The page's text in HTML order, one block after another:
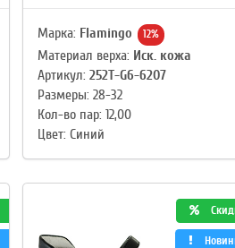
Марка: Flamingo 12%
Материал верха: Иск. кожа
Артикул:252T-G6-6207
Размеры: 28-32
Кол-во пар: 12,00
Цвет: Синий